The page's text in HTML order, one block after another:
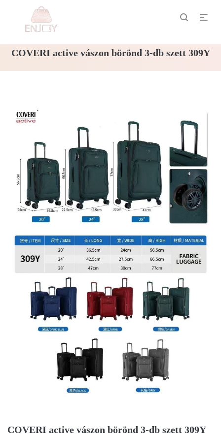
COVERI active vászon börönd 3-db szett 309Y
COVERI active vászon börönd 3-db szett 309Y